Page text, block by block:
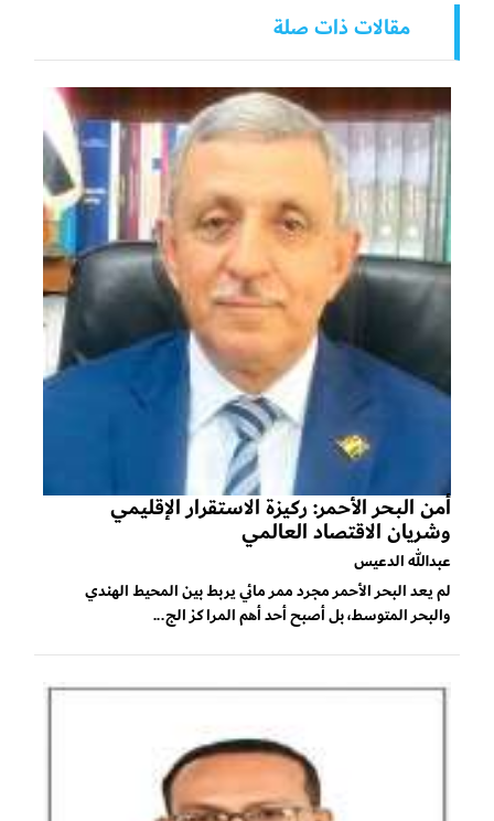
مقالات ذات صلة
أمن البحر الأحمر: ركيزة الاستقرار الإقليمي
وشريان الاقتصاد العالمي
عبدالله الدعيس
لم يعد البحر الأحمر مجرد ممر مائي يربط بين المحيط الهندي
والبحر المتوسط، بل أصبح أحد أهم المراكز الج...